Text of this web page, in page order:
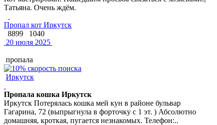
Татьяна. Очень ждём.
Пропал кот Иркутск
8899
1040
20 июля 2025
пропала
Иркутск
Пропала кошка Иркутск
Иркутск Потерялась кошка мей кун в районе бульвар
Гагарина, 72 (выпрыгнула в форточку с 1 эт. ) Абсолютно
домашняя, кроткая, пугается незнакомых. Телефон:..